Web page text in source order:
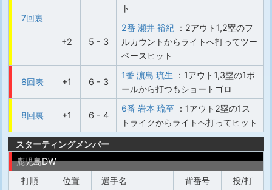
7回裏
ト
+2 5 - 3
2番 瀬井 裕紀 ：2アウト1,2塁のフ
ルカウントからライトへ打ってツー
ベースヒット
8回表 +1 6 - 3
1番 濵島 琉生 ：1アウト1,3塁の1ボ
ールから打つもショートゴロ
8回裏 +1 6 - 4
6番 岩本 琉至 ：1アウト2塁の1ス
トライクからライトへ打ってヒット
スターティングメンバー
鹿児島DW
打順
位置 選手名 背番号
投/打